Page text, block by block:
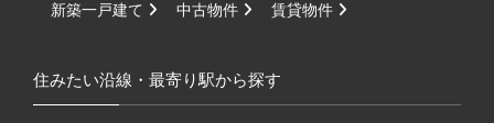
新築一戸建て
中古物件 賃貸物件
住みたい沿線・最寄り駅から探す